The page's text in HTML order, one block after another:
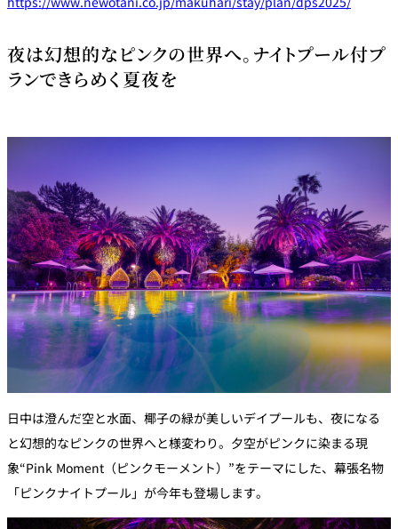
夜は幻想的なピンクの世界へ。ナイトプール付プ
ランできらめく夏夜を
日中は澄んだ空と水面、椰子の緑が美しいデイプールも、夜になる
と幻想的なピンクの世界へと様変わり。夕空がピンクに染まる現
象“Pink Moment（ピンクモーメント）”をテーマにした、幕張名物
「ピンクナイトプール」が今年も登場します。